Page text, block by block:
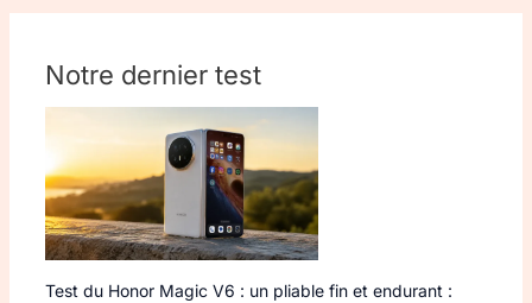
Notre dernier test
Test du Honor Magic V6 : un pliable fin et endurant :